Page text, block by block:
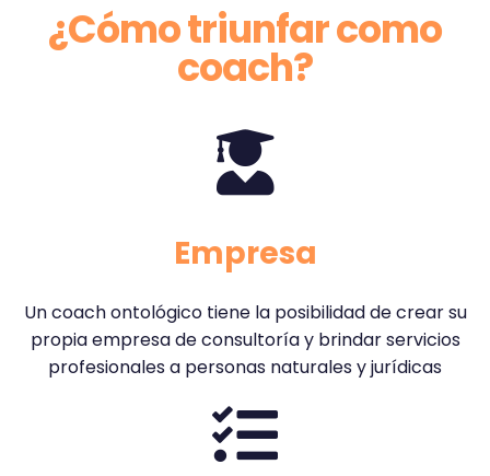
¿Cómo triunfar como
coach?
Empresa
Un coach ontológico tiene la posibilidad de crear su
propia empresa de consultoría y brindar servicios
profesionales a personas naturales y jurídicas